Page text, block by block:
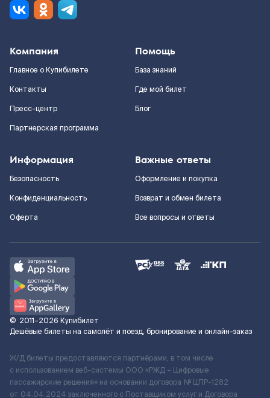
Компания
Главное о Купибилете
Контакты
Пресс-центр
Партнерская программа
Помощь
База знаний
Где мой билет
Блог
Информация
Безопасность
Конфиденциальность
Оферта
Важные ответы
Оформление и покупка
Возврат и обмен билета
Все вопросы и ответы
© 2011–2026 Купибилет
Дешёвые билеты на самолёт и поезд, бронирование и онлайн-заказ
Ж/Д билеты предоставляются партнёрами, в том числе
с использованием веб-системы ООО «РЖД – Цифровые
пассажирские решения» на основании договора № ЦПР-1282
от 04.04.2024 заключенного с Поставщиком услуг и Договора